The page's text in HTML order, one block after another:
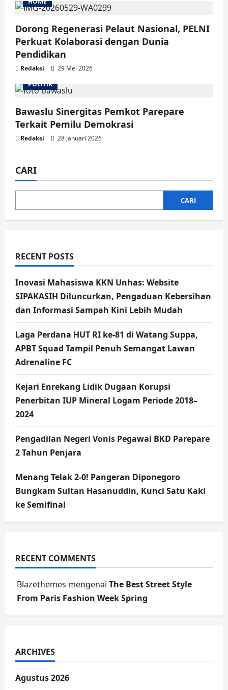
Dorong Regenerasi Pelaut Nasional, PELNI
Perkuat Kolaborasi dengan Dunia
Pendidikan
Redaksi
29 Mei 2026
POLITIK
Bawaslu Sinergitas Pemkot Parepare
Terkait Pemilu Demokrasi
Redaksi 28 Januari 2026
CARI
CARI
RECENT POSTS
Inovasi Mahasiswa KKN Unhas: Website
SIPAKASIH Diluncurkan, Pengaduan Kebersihan
dan Informasi Sampah Kini Lebih Mudah
Laga Perdana HUT RI ke-81 di Watang Suppa,
APBT Squad Tampil Penuh Semangat Lawan
Adrenaline FC
Kejari Enrekang Lidik Dugaan Korupsi
Penerbitan IUP Mineral Logam Periode 2018–
2024
Pengadilan Negeri Vonis Pegawai BKD Parepare
2 Tahun Penjara
Menang Telak 2-0! Pangeran Diponegoro
Bungkam Sultan Hasanuddin, Kunci Satu Kaki
ke Semifinal
RECENT COMMENTS
Blazethemes mengenai The Best Street Style
From Paris Fashion Week Spring
ARCHIVES
Agustus 2026